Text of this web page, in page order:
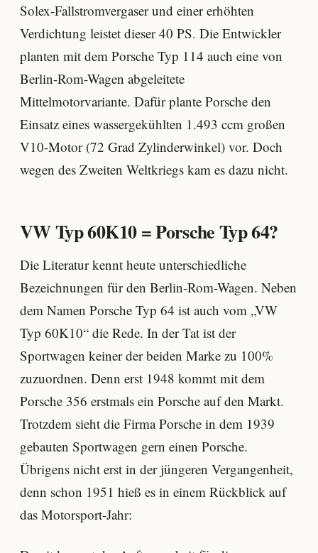
Solex-Fallstromvergaser und einer erhöhten
Verdichtung leistet dieser 40 PS. Die Entwickler
planten mit dem Porsche Typ 114 auch eine von
Berlin-Rom-Wagen abgeleitete
Mittelmotorvariante. Dafür plante Porsche den
Einsatz eines wassergekühlten 1.493 ccm großen
V10-Motor (72 Grad Zylinderwinkel) vor. Doch
wegen des Zweiten Weltkriegs kam es dazu nicht.
VW Typ 60K10 = Porsche Typ 64?
Die Literatur kennt heute unterschiedliche
Bezeichnungen für den Berlin-Rom-Wagen. Neben
dem Namen Porsche Typ 64 ist auch vom „VW
Typ 60K10“ die Rede. In der Tat ist der
Sportwagen keiner der beiden Marke zu 100%
zuzuordnen. Denn erst 1948 kommt mit dem
Porsche 356 erstmals ein Porsche auf den Markt.
Trotzdem sieht die Firma Porsche in dem 1939
gebauten Sportwagen gern einen Porsche.
Übrigens nicht erst in der jüngeren Vergangenheit,
denn schon 1951 hieß es in einem Rückblick auf
das Motorsport-Jahr: